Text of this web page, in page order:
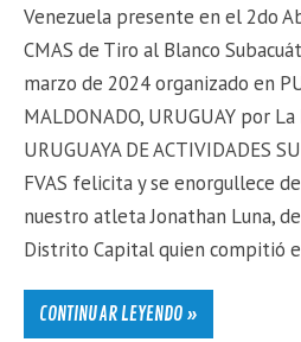
Venezuela presente en el 2do
CMAS de Tiro al Blanco
marzo de 2024 organizado en
MALDONADO, URUGUAY por La
URUGUAYA DE ACTIVIDADES
FVAS felicita y se enorgullece
nuestro atleta Jonathan Luna,
Distrito Capital quien compitió
CONTINUAR LEYENDO »